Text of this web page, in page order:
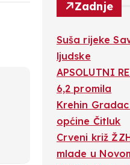
Zadnje
Suša rijeke
ljudske
APSOLUTNI
6,2 promila
Krehin
općine Čitluk
Crveni križ
mlade u